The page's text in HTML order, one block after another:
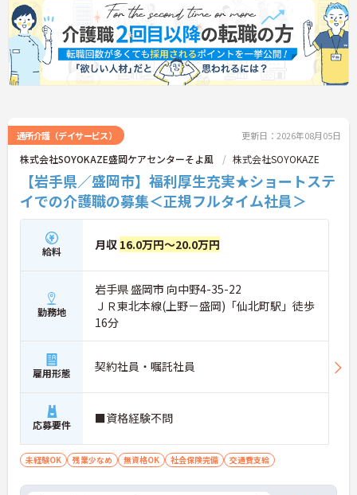
通所介護（デイサービス） 更新日：2026年08月05日
株式会社SOYOKAZE盛岡ケアセンターそよ風 株式会社SOYOKAZE
【岩手県／盛岡市】福利厚生充実★ショートステ
イでの介護職の募集＜正規フルタイム社員＞
給料 月収 16.0万円～20.0万円
勤務地
岩手県 盛岡市 向中野4-35-22
ＪＲ東北本線(上野－盛岡)「仙北町駅」徒歩
16分
雇用形態 契約社員・嘱託社員
応募要件 ■資格経験不問
未経験OK 残業少なめ 無資格OK 社会保険完備 交通費支給